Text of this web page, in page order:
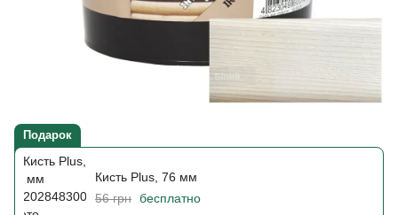
Подарок
Кисть Plus, 76 мм
56 грн бесплатно